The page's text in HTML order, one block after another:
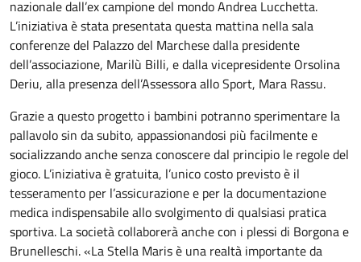
nazionale dall’ex campione del mondo Andrea Lucchetta.
L’iniziativa è stata presentata questa mattina nella sala
conferenze del Palazzo del Marchese dalla presidente
dell’associazione, Marilù Billi, e dalla vicepresidente Orsolina
Deriu, alla presenza dell’Assessora allo Sport, Mara Rassu.
Grazie a questo progetto i bambini potranno sperimentare la
pallavolo sin da subito, appassionandosi più facilmente e
socializzando anche senza conoscere dal principio le regole del
gioco. L’iniziativa è gratuita, l’unico costo previsto è il
tesseramento per l’assicurazione e per la documentazione
medica indispensabile allo svolgimento di qualsiasi pratica
sportiva. La società collaborerà anche con i plessi di Borgona e
Brunelleschi. «La Stella Maris è una realtà importante da